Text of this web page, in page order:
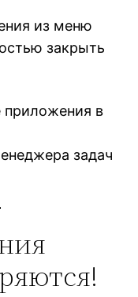
из меню
закрыть
приложения в
задач